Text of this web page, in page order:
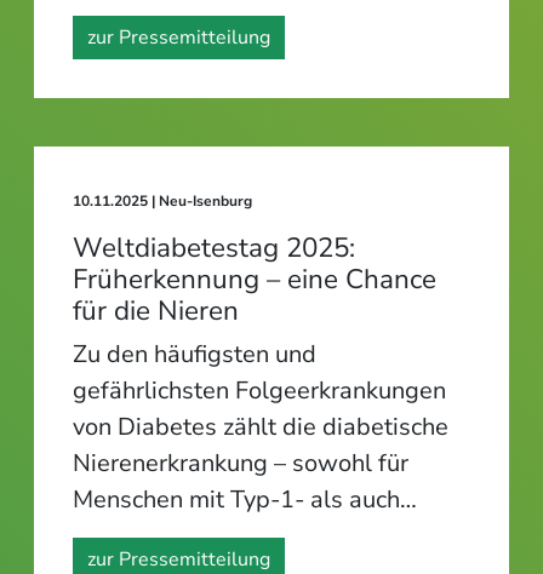
zur Pressemitteilung
10.11.2025 | Neu-Isenburg
Weltdiabetestag 2025:
Früherkennung – eine Chance
für die Nieren
Zu den häufigsten und
gefährlichsten Folgeerkrankungen
von Diabetes zählt die diabetische
Nierenerkrankung – sowohl für
Menschen mit Typ-1- als auch…
zur Pressemitteilung